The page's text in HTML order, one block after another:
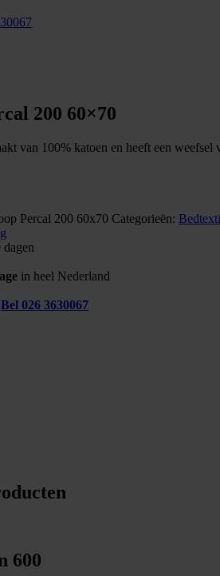
200 60×70
van 100% katoen en heeft een
Percal 200 60x70 Categorieën:
in heel Nederland
Bel 026 3630067
600